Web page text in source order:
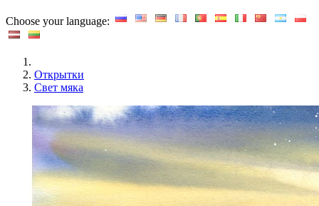
Choose your language:
Открытки
Свет мяка